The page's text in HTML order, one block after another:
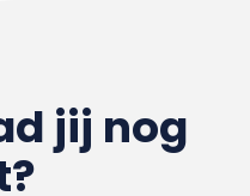
jij nog